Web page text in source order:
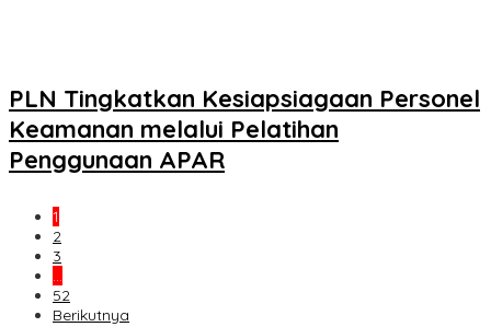
PLN Tingkatkan Kesiapsiagaan Personel
Keamanan melalui Pelatihan
Penggunaan APAR
1
2
3
…
52
Berikutnya